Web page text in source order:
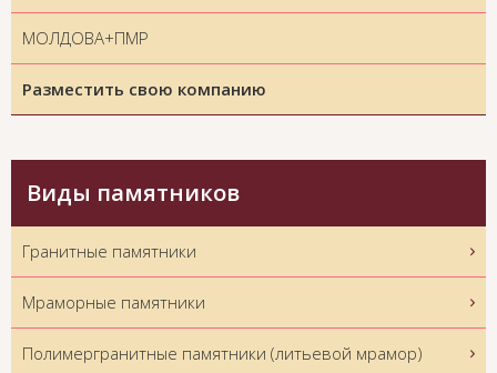
МОЛДОВА+ПМР
Разместить свою компанию
Виды памятников
Гранитные памятники
Мраморные памятники
Полимергранитные памятники (литьевой мрамор)